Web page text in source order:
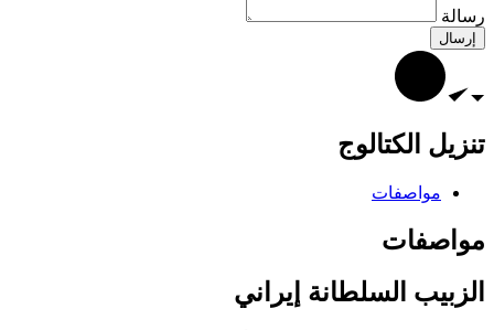
رسالة
إرسال
تنزیل الکتالوج
مواصفات
مواصفات
الزبيب السلطانة إيراني